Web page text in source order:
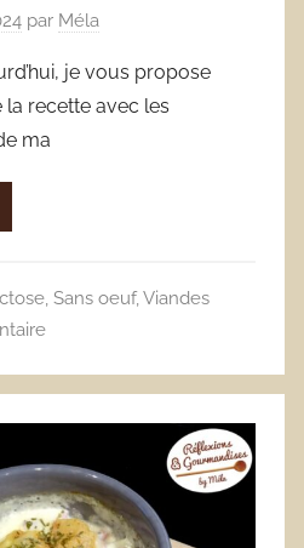
par Méla
je vous propose
recette avec les
ma
, Sans oeuf,Viandes